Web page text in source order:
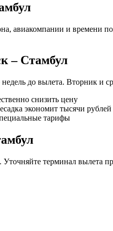
авиакомпании и
– Стамбул
до вылета. Вторник и
снизить цену
экономит тысячи рублей
тарифы
Уточняйте терминал вылета